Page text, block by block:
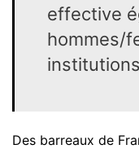
effective
hommes/
Des barreaux de